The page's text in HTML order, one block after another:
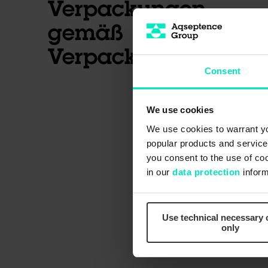
Consent
We use cookies
We use cookies to warrant
popular products and
you consent to the use of
in our data protection
Use technical necessary
only
Verpackungen
gemäß
Verpackungsgesetz